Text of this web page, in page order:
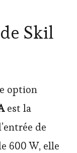
Skil
option
est la
de
600 W, elle